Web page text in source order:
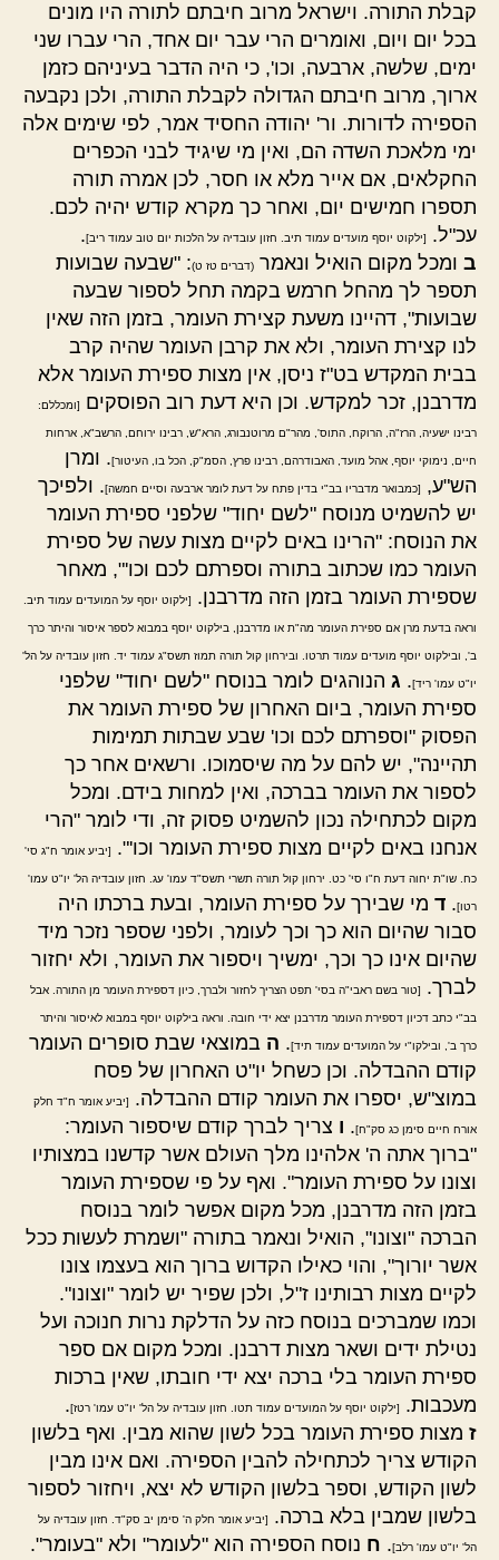
קבלת התורה. וישראל מרוב חיבתם לתורה היו מונים
בכל יום ויום, ואומרים הרי עבר יום אחד, הרי עברו שני
ימים, שלשה, ארבעה, וכו', כי היה הדבר בעיניהם כזמן
ארוך, מרוב חיבתם הגדולה לקבלת התורה, ולכן נקבעה
הספירה לדורות. ור' יהודה החסיד אמר, לפי שימים אלה
ימי מלאכת השדה הם, ואין מי שיגיד לבני הכפרים
החקלאים, אם אייר מלא או חסר, לכן אמרה תורה
תספרו חמישים יום, ואחר כך מקרא קודש יהיה לכם.
עכ"ל.
[ילקוט יוסף מועדים עמוד תיב. חזון עובדיה על הלכות יום טוב עמוד ריב].
ב ומכל מקום הואיל ונאמר (דברים טז ט): "שבעה שבועות
תספר לך מהחל חרמש בקמה תחל לספור שבעה
שבועות", דהיינו משעת קצירת העומר, בזמן הזה שאין
לנו קצירת העומר, ולא את קרבן העומר שהיה קרב
בבית המקדש בט"ז ניסן, אין מצות ספירת העומר אלא
מדרבנן, זכר למקדש. וכן היא דעת רוב הפוסקים
[ומכללם:
רבינו ישעיה, הרז"ה, הרוקח, התוס', מהר"ם מרוטנבורג, הרא"ש, רבינו ירוחם, הרשב"א, ארחות
חיים, נימוקי יוסף, אהל מועד, האבודרהם, רבינו פרץ, הסמ"ק, הכל בו, העיטור]. ומרן
הש"ע,
[כמבואר מדבריו בב"י בדין פתח על דעת לומר ארבעה וסיים חמשה]. ולפיכך
יש להשמיט מנוסח "לשם יחוד" שלפני ספירת העומר
את הנוסח: "הרינו באים לקיים מצות עשה של ספירת
העומר כמו שכתוב בתורה וספרתם לכם וכו'", מאחר
שספירת העומר בזמן הזה מדרבנן.
[ילקוט יוסף על המועדים עמוד תיב.
וראה בדעת מרן אם ספירת העומר מה"ת או מדרבנן, בילקוט יוסף במבוא לספר איסור והיתר כרך
ב', ובילקוט יוסף מועדים עמוד תרטו. ובירחון קול תורה תמוז תשס"ג עמוד יד. חזון עובדיה על הל'
יו"ט עמו' ריד]. ג הנוהגים לומר בנוסח "לשם יחוד" שלפני
ספירת העומר, ביום האחרון של ספירת העומר את
הפסוק "וספרתם לכם וכו' שבע שבתות תמימות
תהיינה", יש להם על מה שיסמוכו. ורשאים אחר כך
לספור את העומר בברכה, ואין למחות בידם. ומכל
מקום לכתחילה נכון להשמיט פסוק זה, ודי לומר "הרי
אנחנו באים לקיים מצות ספירת העומר וכו'".
[יביע אומר ח"ג סי'
כח. שו"ת יחוה דעת ח"ו סי' כט. ירחון קול תורה תשרי תשס"ד עמו' עג. חזון עובדיה הל' יו"ט עמו'
רטו]. ד מי שבירך על ספירת העומר, ובעת ברכתו היה
סבור שהיום הוא כך וכך לעומר, ולפני שספר נזכר מיד
שהיום אינו כך וכך, ימשיך ויספור את העומר, ולא יחזור
לברך.
[טור בשם ראבי"ה בסי' תפט הצריך לחזור ולברך, כיון דספירת העומר מן התורה. אבל
בב"י כתב דכיון דספירת העומר מדרבנן יצא ידי חובה. וראה בילקוט יוסף במבוא לאיסור והיתר
כרך ב', ובילקו"י על המועדים עמוד תיד]. ה במוצאי שבת סופרים העומר
קודם ההבדלה. וכן כשחל יו"ט האחרון של פסח
במוצ"ש, יספרו את העומר קודם ההבדלה.
[יביע אומר ח"ד חלק
אורח חיים סימן כג סק"ח]. ו צריך לברך קודם שיספור העומר:
"ברוך אתה ה' אלהינו מלך העולם אשר קדשנו במצותיו
וצונו על ספירת העומר". ואף על פי שספירת העומר
בזמן הזה מדרבנן, מכל מקום אפשר לומר בנוסח
הברכה "וצונו", הואיל ונאמר בתורה "ושמרת לעשות ככל
אשר יורוך", והוי כאילו הקדוש ברוך הוא בעצמו צונו
לקיים מצות רבותינו ז"ל, ולכן שפיר יש לומר "וצונו".
וכמו שמברכים בנוסח כזה על הדלקת נרות חנוכה ועל
נטילת ידים ושאר מצות דרבנן. ומכל מקום אם ספר
ספירת העומר בלי ברכה יצא ידי חובתו, שאין ברכות
מעכבות.
[ילקוט יוסף על המועדים עמוד תטו. חזון עובדיה על הל' יו"ט עמו' רטז].
ז מצות ספירת העומר בכל לשון שהוא מבין. ואף בלשון
הקודש צריך לכתחילה להבין הספירה. ואם אינו מבין
לשון הקודש, וספר בלשון הקודש לא יצא, ויחזור לספור
בלשון שמבין בלא ברכה.
[יביע אומר חלק ה' סימן יב סק"ד. חזון עובדיה על
הל' יו"ט עמו' רלב]. ח נוסח הספירה הוא "לעומר" ולא "בעומר".